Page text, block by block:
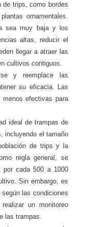
de trips, como bordes
ornamentales.
sea muy baja y los
altas, reducir el
llegar a atraer las
cultivos contiguos.
y reemplace las
su eficacia. Las
menos efectivas para
ideal de trampas de
incluyendo el tamaño
de trips y la
regla general, se
por cada 500 a 1000
Sin embargo, es
las condiciones
un monitoreo
las trampas.